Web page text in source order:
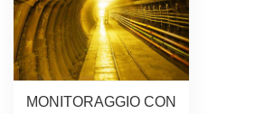
MONITORAGGIO CON